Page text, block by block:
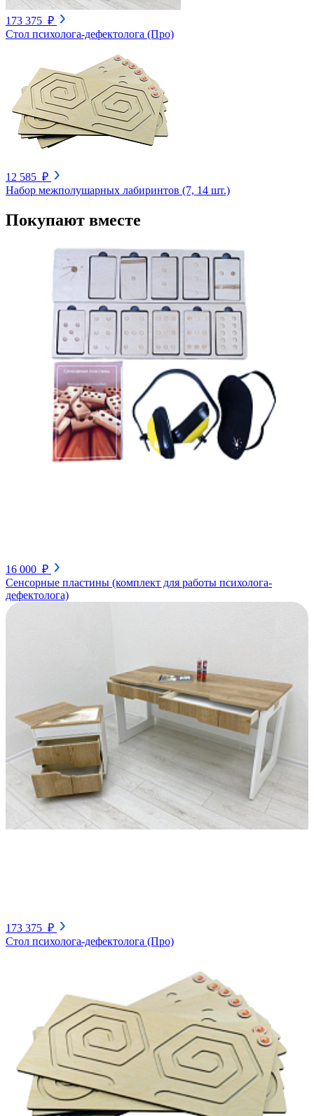
173 375 ₽
Стол психолога-дефектолога (Про)
12 585 ₽
Набор межполушарных лабиринтов (7, 14 шт.)
Покупают вместе
16 000 ₽
Сенсорные пластины (комплект для работы психолога-
дефектолога)
173 375 ₽
Стол психолога-дефектолога (Про)